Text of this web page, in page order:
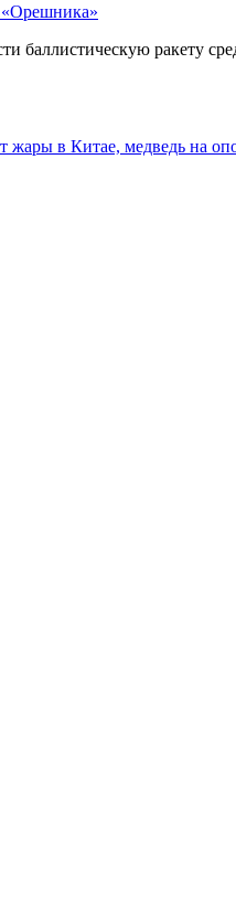
«Орешника»
баллистическую ракету
жары в Китае, медведь